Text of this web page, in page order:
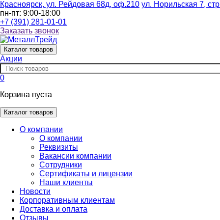
Красноярск, ул. Рейдовая 68д, оф.210 ул. Норильская 7,
пн-пт: 9:00-18:00
+7 (391) 281-01-01
Заказать звонок
Каталог товаров
Акции
0
Корзина пуста
Каталог товаров
О компании
О компании
Реквизиты
Вакансии компании
Сотрудники
Сертификаты и лицензии
Наши клиенты
Новости
Корпоративным клиентам
Доставка и оплата
Отзывы